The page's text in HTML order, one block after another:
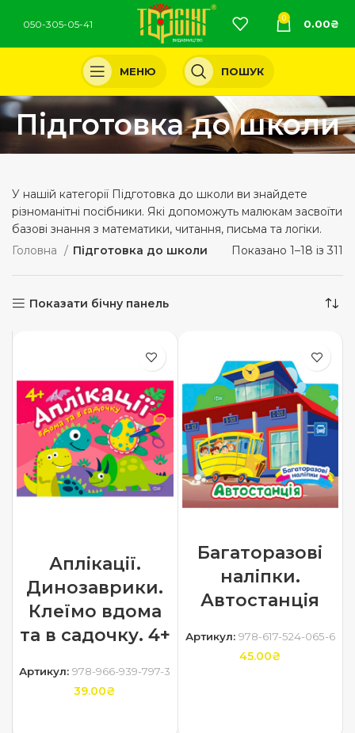
050-305-05-41
0 0.00₴
МЕНЮ ПОШУК
Підготовка до школи
У нашій категорії Підготовка до школи ви знайдете
різноманітні посібники. Які допоможуть малюкам засвоїти
базові знання з математики, читання, письма та логіки.
Головна
Підготовка до школи Показано 1–18 із 311
Показати бічну панель
Аплікації.
Динозаврики.
Клеїмо вдома
та в садочку. 4+
Артикул:978-966-939-797-3
39.00₴
Багаторазові
наліпки.
Автостанція
Артикул: 978-617-524-065-6
45.00₴